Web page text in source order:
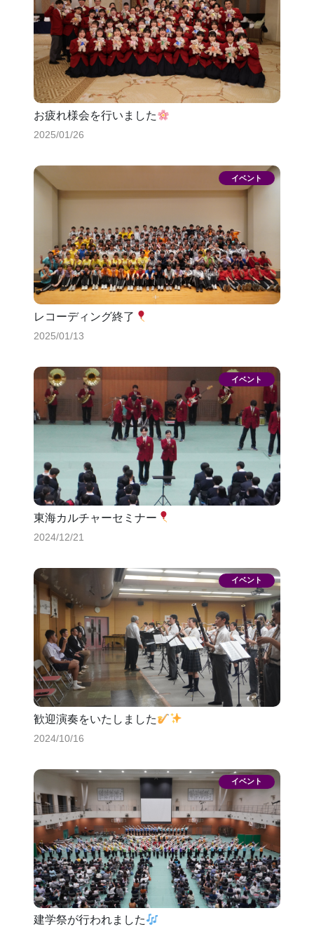
お疲れ様会を行いました
2025/01/26
レコーディング終了
2025/01/13
東海カルチャーセミナー
2024/12/21
歓迎演奏をいたしました
2024/10/16
建学祭が行われました